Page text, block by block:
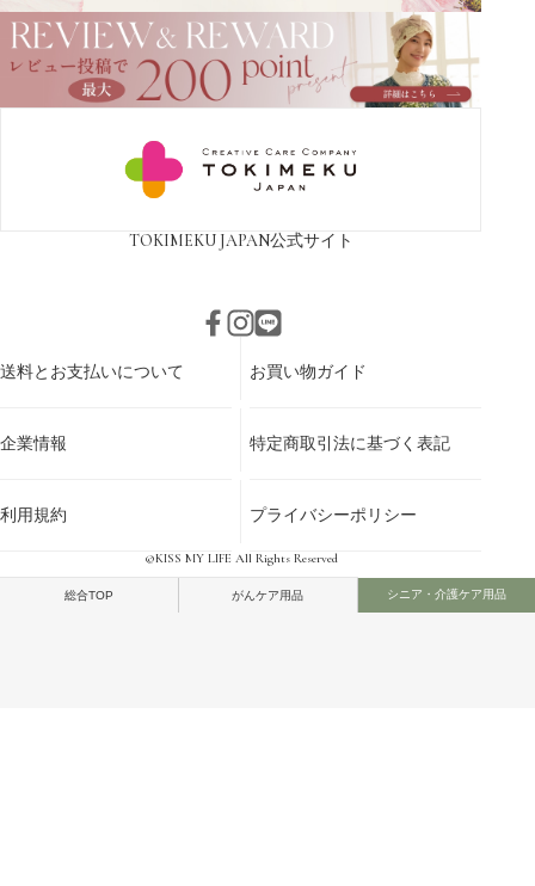
TOKIMEKU JAPAN公式サイト
©KISS MY LIFE All Rights Reserved
送料とお支払いについて お買い物ガイド
企業情報 特定商取引法に基づく表記
利用規約 プライバシーポリシー
総合TOP がんケア用品 シニア・介護ケア用品